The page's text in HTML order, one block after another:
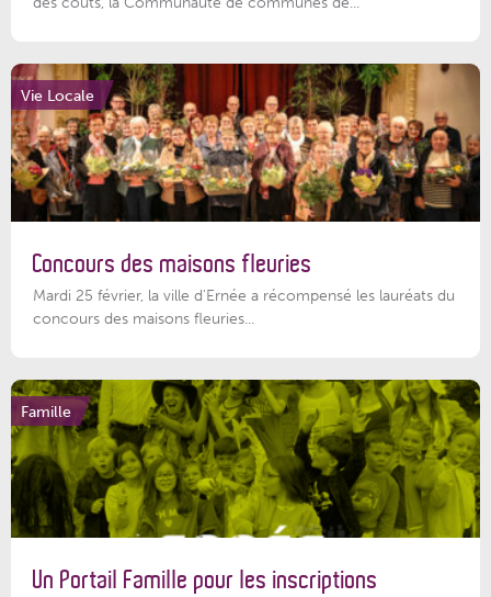
Vie Locale
Concours des maisons fleuries
Mardi 25 février, la ville d'Ernée a récompensé les lauréats du
concours des maisons fleuries...
Famille
Un Portail Famille pour les inscriptions